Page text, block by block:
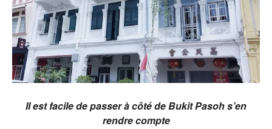
Il est facile de passer à côté de Bukit Pasoh s’en
rendre compte